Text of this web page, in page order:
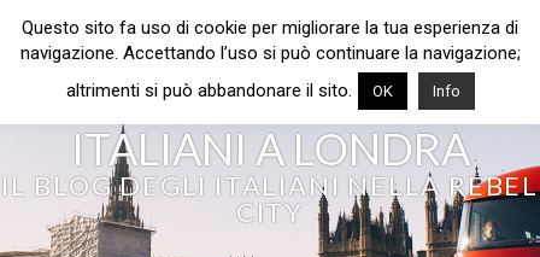
ITALIANI A LONDRA
IL BLOG DEGLI ITALIANI NELLA REBEL
CITY
Questo sito fa uso di cookie per migliorare la tua esperienza di
navigazione. Accettando l’uso si può continuare la navigazione;
altrimenti si può abbandonare il sito.
OK Info